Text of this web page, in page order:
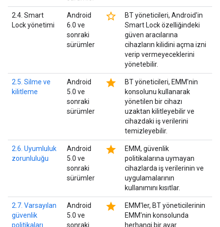
2.4. Smart
Lock yönetimi
Android
6.0 ve
sonraki
sürümler
star_border
BT yöneticileri, Android'in
Smart Lock özelliğindeki
güven aracılarına
cihazların kilidini açma izni
verip vermeyeceklerini
yönetebilir.
2.5. Silme ve
kilitleme
Android
5.0 ve
sonraki
sürümler
star
BT yöneticileri, EMM'nin
konsolunu kullanarak
yönetilen bir cihazı
uzaktan kilitleyebilir ve
cihazdaki iş verilerini
temizleyebilir.
2.6. Uyumluluk
zorunluluğu
Android
5.0 ve
sonraki
sürümler
star
EMM, güvenlik
politikalarına uymayan
cihazlarda iş verilerinin ve
uygulamalarının
kullanımını kısıtlar.
2.7. Varsayılan
güvenlik
politikaları
Android
5.0 ve
sonraki
star
EMM'ler, BT yöneticilerinin
EMM'nin konsolunda
herhangi bir ayar